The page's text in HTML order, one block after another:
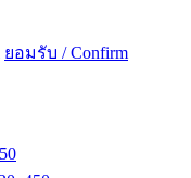
ยอมรับ / Confirm